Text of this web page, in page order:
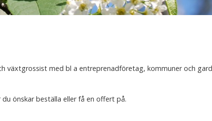
växtgrossist med bl a entreprenadföretag, kommuner och
önskar beställa eller få en offert på.